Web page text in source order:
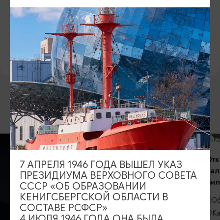
https://янтарьхолл.рф
ВКОНТАКТЕ
https://vk.com/yantarholl
ВОЗМОЖНО ВАС ЗАИНТЕРЕСУЕТ
КОНЦЕРТЫ
Открытие
филармонии
06.09.2026,
7 АПРЕЛЯ 1946 ГОДА ВЫШЕЛ УКАЗ
ПРЕЗИДИУМА ВЕРХОВНОГО СОВЕТА
СССР «ОБ ОБРАЗОВАНИИ
КЕНИГСБЕРГСКОЙ ОБЛАСТИ В
СОСТАВЕ РСФСР»